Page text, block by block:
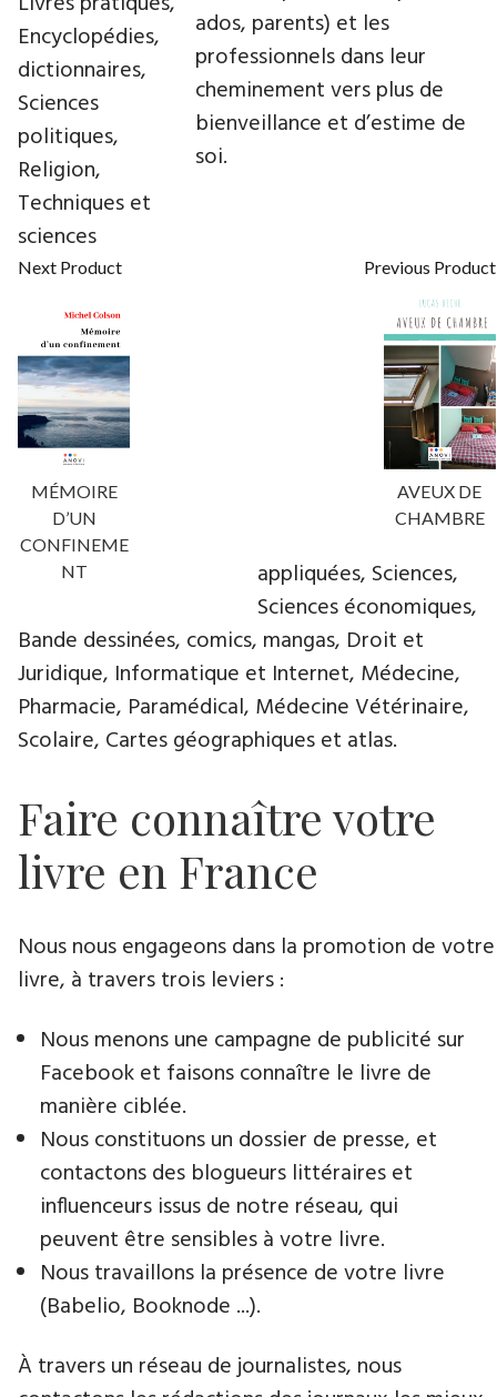
ados, parents) et les
professionnels dans leur
cheminement vers plus de
bienveillance et d’estime de
soi.
Next Product
MÉMOIRE
D’UN
CONFINEME
NT
Previous Product
AVEUX DE
CHAMBRE
Encyclopédies,
dictionnaires,
Sciences
politiques,
Religion,
Techniques et
sciences
appliquées, Sciences,
Sciences économiques,
Bande dessinées, comics, mangas, Droit et
Juridique, Informatique et Internet, Médecine,
Pharmacie, Paramédical, Médecine Vétérinaire,
Scolaire, Cartes géographiques et atlas.
Faire connaître votre
livre en France
Nous nous engageons dans la promotion de votre
livre​, à travers trois leviers :
Nous menons une campagne de publicité sur
Facebook et faisons connaître le livre de
manière ciblée.
Nous constituons un dossier de presse, et
contactons des blogueurs littéraires et
influenceurs issus de notre réseau, qui
peuvent être sensibles à votre livre.
Nous travaillons la présence de votre livre
(Babelio, Booknode ...).
À travers un réseau de journalistes, nous